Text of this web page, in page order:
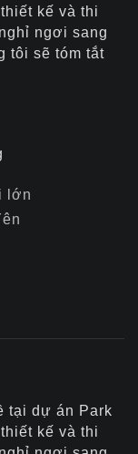
kế và thi
ngơi sang
tôi sẽ tóm tắt
lớn
tại dự án Park
kế và thi